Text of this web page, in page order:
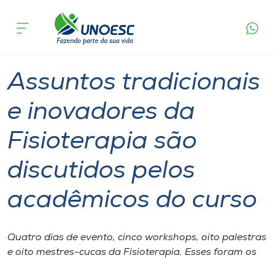
Cursos
Pesquisa
Atendimento ao Estudante
Portal de Ensino
acontece
curso
Assuntos tradicionais
e inovadores da
Fisioterapia são
discutidos pelos
acadêmicos do curso
Quatro dias de evento, cinco workshops, oito palestras
e oito mestres-cucas da Fisioterapia. Esses foram os